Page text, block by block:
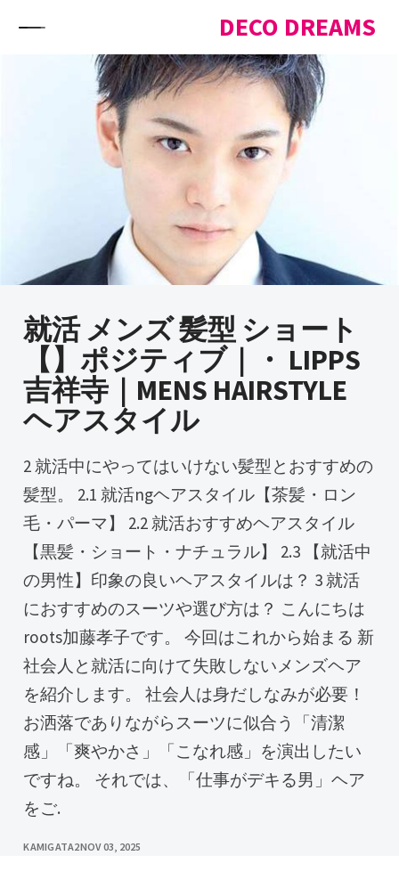
DECO DREAMS
就活 メンズ 髪型 ショート
【】ポジティブ｜・ LIPPS
吉祥寺｜MENS HAIRSTYLE
ヘアスタイル
2 就活中にやってはいけない髪型とおすすめの
髪型。 2.1 就活ngヘアスタイル【茶髪・ロン
毛・パーマ】 2.2 就活おすすめヘアスタイル
【黒髪・ショート・ナチュラル】 2.3 【就活中
の男性】印象の良いヘアスタイルは？ 3 就活
におすすめのスーツや選び方は？ こんにちは
roots加藤孝子です。 今回はこれから始まる 新
社会人と就活に向けて失敗しないメンズヘア
を紹介します。 社会人は身だしなみが必要！
お洒落でありながらスーツに似合う「清潔
感」「爽やかさ」「こなれ感」を演出したい
ですね。 それでは、「仕事がデキる男」ヘア
をご.
KAMIGATA2NOV 03, 2025